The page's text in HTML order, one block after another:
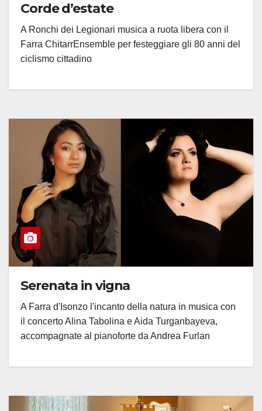
Corde d’estate
A Ronchi dei Legionari musica a ruota libera con il
Farra ChitarrEnsemble per festeggiare gli 80 anni del
ciclismo cittadino
Serenata in vigna
A Farra d'Isonzo l'incanto della natura in musica con
il concerto Alina Tabolina e Aida Turganbayeva,
accompagnate al pianoforte da Andrea Furlan